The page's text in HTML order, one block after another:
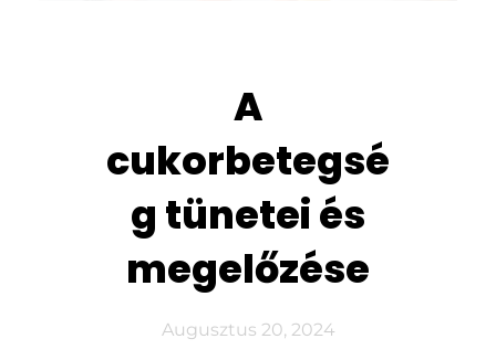
A
cukorbetegsé
g tünetei és
megelőzése
Augusztus 20, 2024